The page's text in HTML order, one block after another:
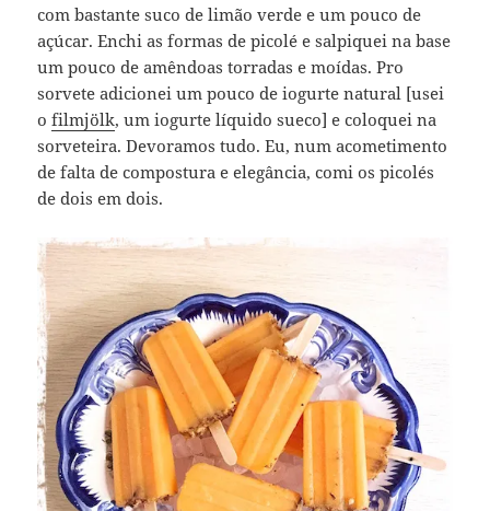
com bastante suco de limão verde e um pouco de
açúcar. Enchi as formas de picolé e salpiquei na base
um pouco de amêndoas torradas e moídas. Pro
sorvete adicionei um pouco de iogurte natural [usei
ofilmjölk, um iogurte líquido sueco] e coloquei na
sorveteira. Devoramos tudo. Eu, num acometimento
de falta de compostura e elegância, comi os picolés
de dois em dois.